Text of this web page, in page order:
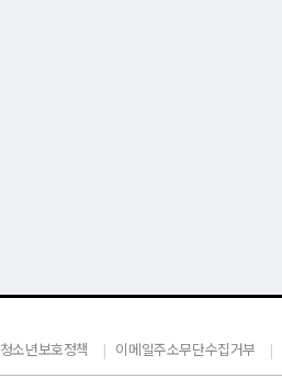
청소년보호정책 이메일주소무단수집거부